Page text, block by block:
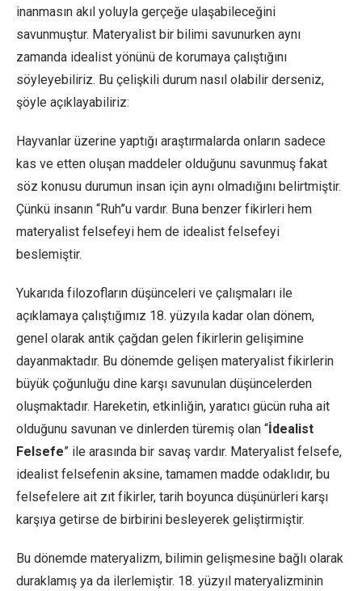
inanmasın akıl yoluyla gerçeğe ulaşabileceğini
savunmuştur. Materyalist bir bilimi savunurken aynı
zamanda idealist yönünü de korumaya çalıştığını
söyleyebiliriz. Bu çelişkili durum nasıl olabilir derseniz,
şöyle açıklayabiliriz:
Hayvanlar üzerine yaptığı araştırmalarda onların sadece
kas ve etten oluşan maddeler olduğunu savunmuş fakat
söz konusu durumun insan için aynı olmadığını belirtmiştir.
Çünkü insanın “Ruh”u vardır. Buna benzer fikirleri hem
materyalist felsefeyi hem de idealist felsefeyi
beslemiştir.
Yukarıda filozofların düşünceleri ve çalışmaları ile
açıklamaya çalıştığımız 18. yüzyıla kadar olan dönem,
genel olarak antik çağdan gelen fikirlerin gelişimine
dayanmaktadır. Bu dönemde gelişen materyalist fikirlerin
büyük çoğunluğu dine karşı savunulan düşüncelerden
oluşmaktadır. Hareketin, etkinliğin, yaratıcı gücün ruha ait
olduğunu savunan ve dinlerden türemiş olan “İdealist
Felsefe” ile arasında bir savaş vardır. Materyalist felsefe,
idealist felsefenin aksine, tamamen madde odaklıdır, bu
felsefelere ait zıt fikirler, tarih boyunca düşünürleri karşı
karşıya getirse de birbirini besleyerek geliştirmiştir.
Bu dönemde materyalizm, bilimin gelişmesine bağlı olarak
duraklamış ya da ilerlemiştir. 18. yüzyıl materyalizminin